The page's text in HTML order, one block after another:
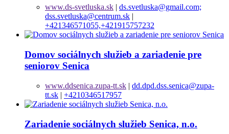
www.ds-svetluska.sk | ds.svetluska@gmail.com;
dss.svetluska@centrum.sk |
+421346571055,+421915757232
Domov sociálnych služieb a zariadenie pre
seniorov Senica
www.ddsenica.zupa-tt.sk | dd.dpd.dss.senica@zupa-
tt.sk | +4210346517957
Zariadenie sociálnych služieb Senica, n.o.